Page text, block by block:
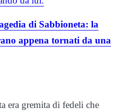
di Sabbioneta: la
appena tornati da una
era gremita di fedeli che